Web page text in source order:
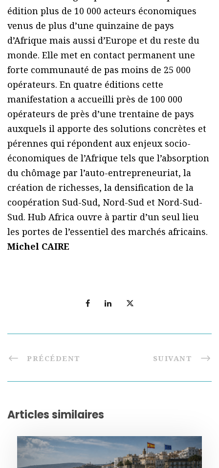
édition plus de 10 000 acteurs économiques
venus de plus d’une quinzaine de pays
d’Afrique mais aussi d’Europe et du reste du
monde. Elle met en contact permanent une
forte communauté de pas moins de 25 000
opérateurs. En quatre éditions cette
manifestation a accueilli près de 100 000
opérateurs de près d’une trentaine de pays
auxquels il apporte des solutions concrètes et
pérennes qui répondent aux enjeux socio-
économiques de l’Afrique tels que l’absorption
du chômage par l’auto-entrepreneuriat, la
création de richesses, la densification de la
coopération Sud-Sud, Nord-Sud et Nord-Sud-
Sud. Hub Africa ouvre à partir d’un seul lieu
les portes de l’essentiel des marchés africains.
Michel CAIRE
PRÉCÉDENT SUIVANT
Articles similaires